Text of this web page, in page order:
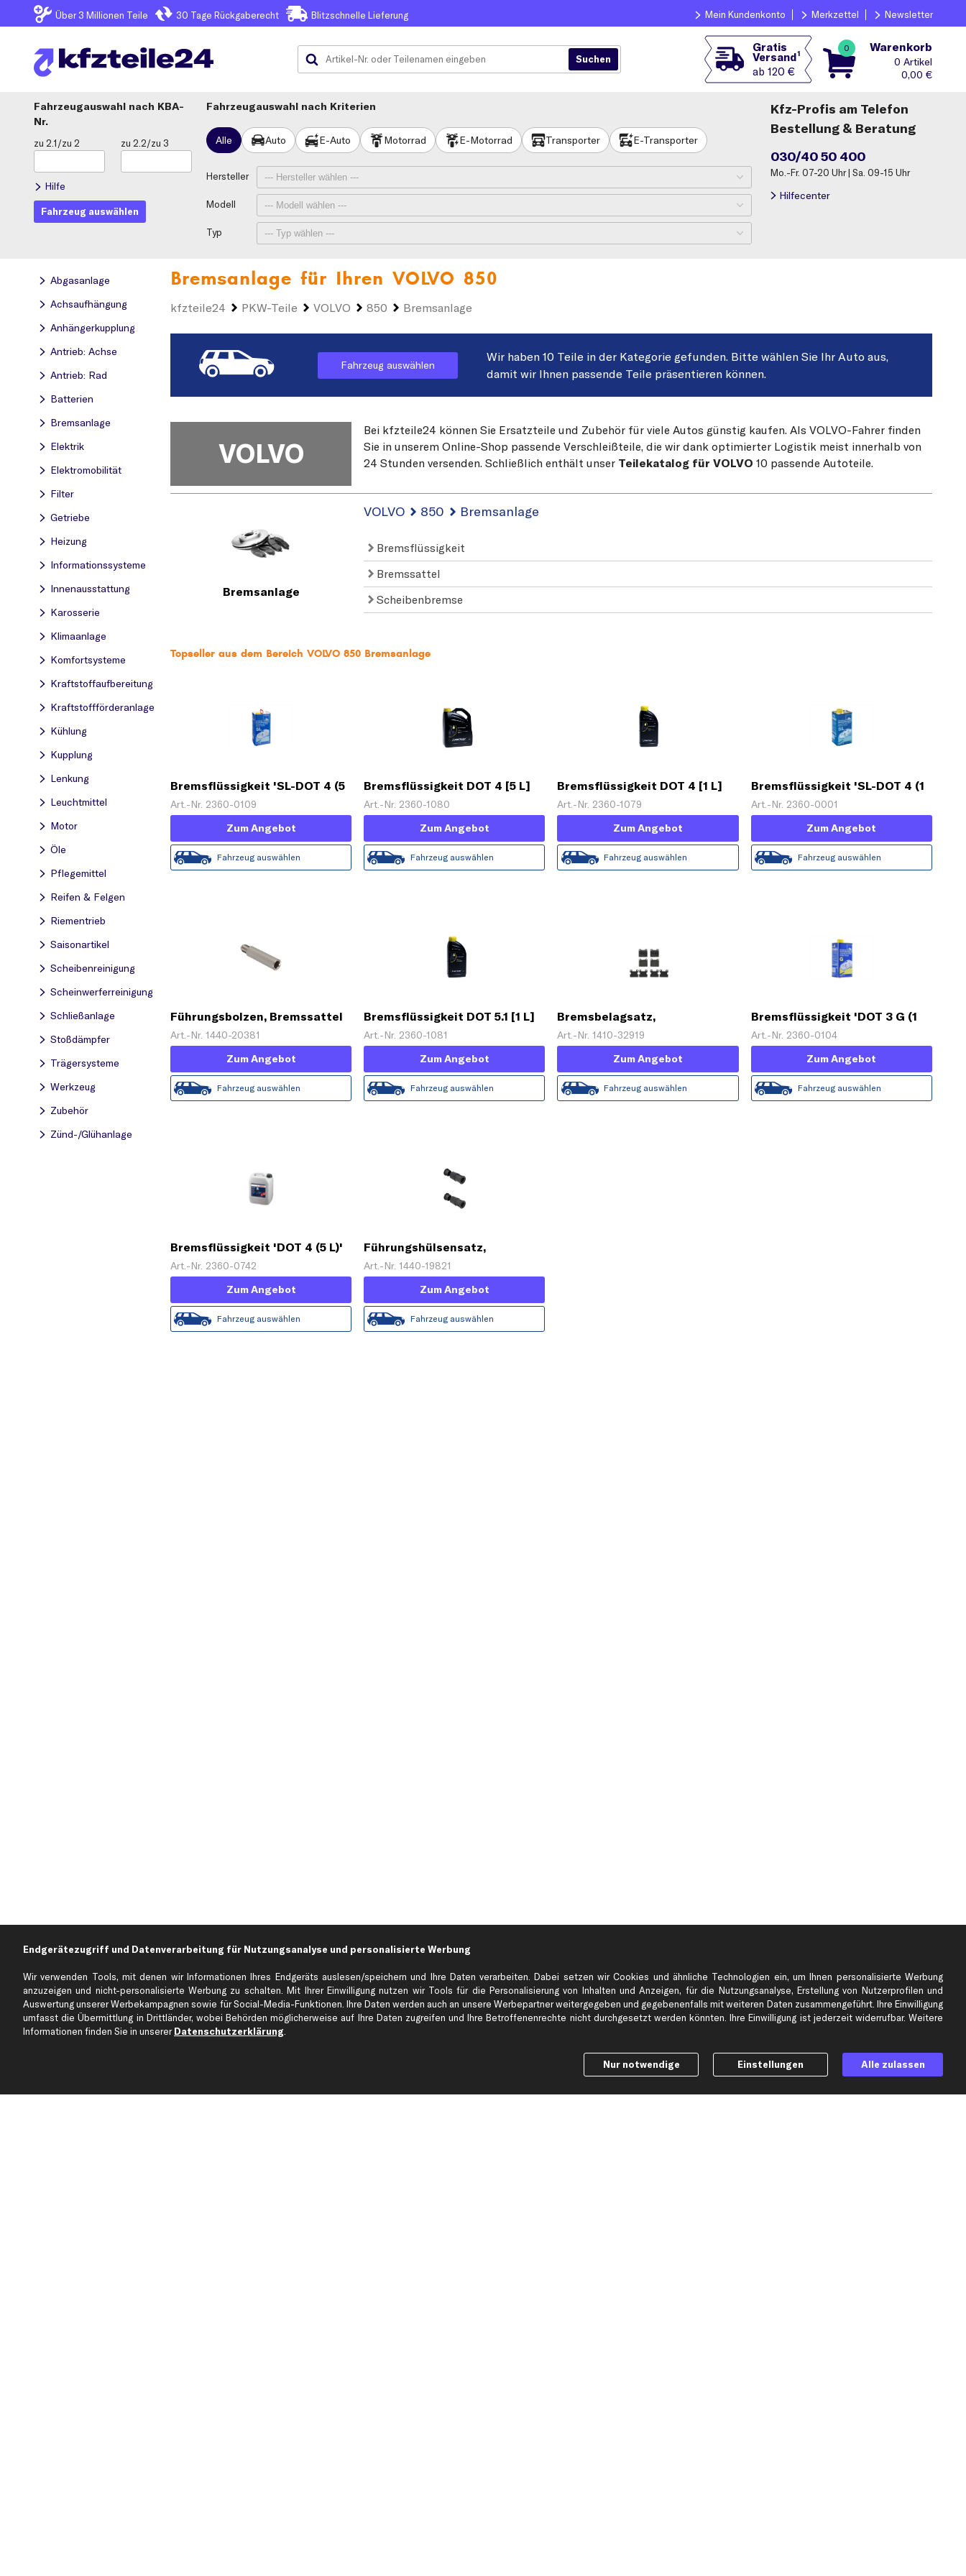
Über 3 Millionen Teile 30 Tage Rückgaberecht Blitzschnelle Lieferung Mein Kundenkonto Merkzettel Newsletter
Gratis
Versand1
ab 120 €
0 Warenkorb
0
0,00 €
Fahrzeugauswahl
KBA-
Nr.
zu 2.1/zu 2 zu 2.2/zu 3
Hilfe
Fahrzeug auswählen
Fahrzeugauswahl nach Kriterien
Alle Auto E-Auto Motorrad E-Motorrad Transporter E-Transporter
Hersteller
Modell
Typ
Kfz-Profis am Telefon
Bestellung & Beratung
030/40 50 400
Mo.-Fr. 07-20 Uhr | Sa. 09-15 Uhr
Hilfecenter
Abgasanlage
Achsaufhängung
Anhängerkupplung
Antrieb: Achse
Antrieb: Rad
Batterien
Bremsanlage
Elektrik
Elektromobilität
Filter
Getriebe
Heizung
Informationssysteme
Innenausstattung
Karosserie
Klimaanlage
Komfortsysteme
Kraftstoff­aufbereitung
Kraftstoff­förderanlage
Kühlung
Kupplung
Lenkung
Leuchtmittel
Motor
Öle
Pflegemittel
Reifen & Felgen
Riementrieb
Saisonartikel
Scheibenreinigung
Scheinwerferreinigung
Schließanlage
Stoßdämpfer
Trägersysteme
Werkzeug
Zubehör
Zünd-/Glühanlage
Bremsanlage für Ihren VOLVO 850
kfzteile24 PKW-Teile VOLVO 850 Bremsanlage
Fahrzeug auswählen
Wir haben 10 Teile in der Kategorie gefunden. Bitte wählen Sie Ihr Auto aus,
damit wir Ihnen passende Teile präsentieren können.
VOLVO
Bei kfzteile24 können Sie Ersatzteile und Zubehör für viele Autos günstig kaufen. Als VOLVO-Fahrer finden
Sie in unserem Online-Shop passende Verschleißteile, die wir dank optimierter Logistik meist innerhalb von
24 Stunden versenden. Schließlich enthält unser Teilekatalog für VOLVO 10 passende Autoteile.
Bremsanlage
VOLVO 850 Bremsanlage
Bremsflüssigkeit
Bremssattel
Scheibenbremse
Topseller aus dem Bereich VOLVO 850 Bremsanlage
Bremsflüssigkeit 'SL-DOT 4 (5
L)'
Art.-Nr. 2360-0109
Zum Angebot
Fahrzeug auswählen
Bremsflüssigkeit DOT 4 [5 L]
Art.-Nr. 2360-1080
Zum Angebot
Fahrzeug auswählen
Bremsflüssigkeit DOT 4 [1 L]
Art.-Nr. 2360-1079
Zum Angebot
Fahrzeug auswählen
Bremsflüssigkeit 'SL-DOT 4 (1
L)'
Art.-Nr. 2360-0001
Zum Angebot
Fahrzeug auswählen
Führungsbolzen, Bremssattel
Art.-Nr. 1440-20381
Zum Angebot
Fahrzeug auswählen
Bremsflüssigkeit DOT 5.1 [1 L]
Art.-Nr. 2360-1081
Zum Angebot
Fahrzeug auswählen
Bremsbelagsatz,
Scheibenbremse
Art.-Nr. 1410-32919
Zum Angebot
Fahrzeug auswählen
Bremsflüssigkeit 'DOT 3 G (1
L)'
Art.-Nr. 2360-0104
Zum Angebot
Fahrzeug auswählen
Bremsflüssigkeit 'DOT 4 (5 L)'
Art.-Nr. 2360-0742
Zum Angebot
Fahrzeug auswählen
Führungshülsensatz,
Bremssattel
Art.-Nr. 1440-19821
Zum Angebot
Fahrzeug auswählen
Über uns
businessplus
Corporate Webseite
Partnerprogramm
Bewertungen
Versandinfo
Retoure & Gewährleistung
Austauschartikel
Unsere Marken
Kontakt
Datenschutz
AGB
Widerrufsbelehrung
Auspuff
Bremsbeläge
Bremssattel
Lichtmaschine
Luftfilter
Ölfilter
Audi Ersatzteile
BMW Ersatzteile
Ford Ersatzteile
Opel Ersatzteile
Peugeot Ersatzteile
Renault Ersatzteile
Endgerätezugriff und Datenverarbeitung für Nutzungsanalyse und personalisierte Werbung
Wir verwenden Tools, mit denen wir Informationen Ihres Endgeräts auslesen/speichern und Ihre Daten verarbeiten. Dabei setzen wir Cookies und ähnliche Technologien ein, um Ihnen personalisierte Werbung
anzuzeigen und nicht-personalisierte Werbung zu schalten. Mit Ihrer Einwilligung nutzen wir Tools für die Personalisierung von Inhalten und Anzeigen, für die Nutzungsanalyse, Erstellung von Nutzerprofilen und
Auswertung unserer Werbekampagnen sowie für Social-Media-Funktionen. Ihre Daten werden auch an unsere Werbepartner weitergegeben und gegebenenfalls mit weiteren Daten zusammengeführt. Ihre Einwilligung
umfasst die Übermittlung in Drittländer, wobei Behörden möglicherweise auf Ihre Daten zugreifen und Ihre Betroffenenrechte nicht durchgesetzt werden könnten. Ihre Einwilligung ist jederzeit widerrufbar. Weitere
Informationen finden Sie in unsererDatenschutzerklärung
Nur notwendige Einstellungen Alle zulassen